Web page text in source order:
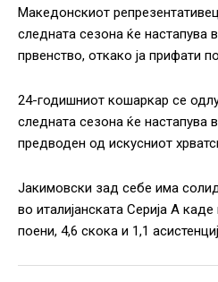
Македонскиот
следната сезона ќе настапува
првенство, откако ја прифати
24-годишниот кошаркар се
следната сезона ќе
предводен од искусниот
Јакимовски зад себе има
во италијанската Серија А
поени, 4,6 скока и 1,1